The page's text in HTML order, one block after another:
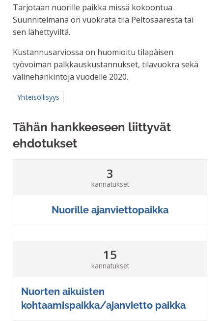
Tarjotaan nuorille paikka missä kokoontua.
Suunnitelmana on vuokrata tila Peltosaaresta tai
sen lähettyviltä.
Kustannusarviossa on huomioitu tilapäisen
työvoiman palkkauskustannukset, tilavuokra sekä
välinehankintoja vuodelle 2020.
Rajaa tulokset aihepiirin mukaan: Yhteisöllisyys
Yhteisöllisyys
Tähän hankkeeseen liittyvät
ehdotukset
Nuorille ajanviettopaikka
3
kannatukset
Nuorten aikuisten
kohtaamispaikka/ajanvietto paikka
15
kannatukset